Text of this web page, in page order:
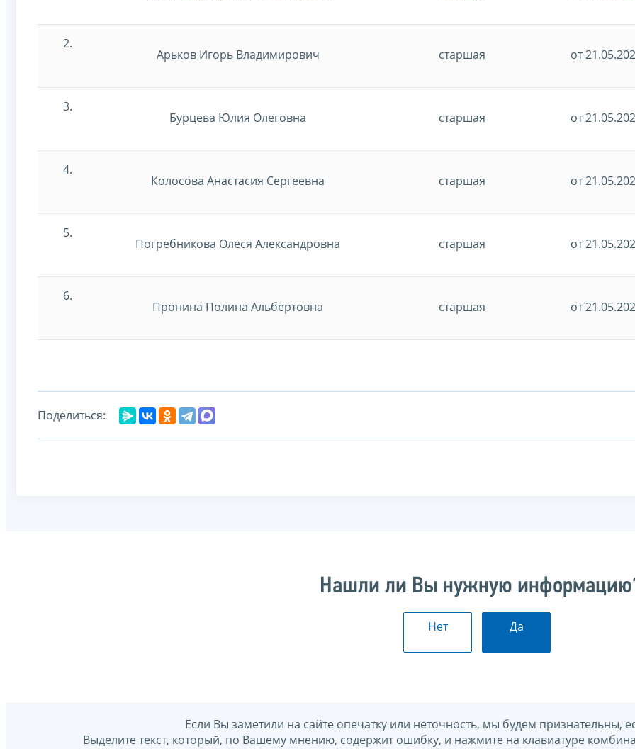
2.
Арьков Игорь Владимирович старшая от
3.
Бурцева Юлия Олеговна старшая от
4.
Колосова Анастасия Сергеевна старшая от
5.
Погребникова Олеся Александровна старшая от
6.
Пронина Полина Альбертовна старшая от
Поделиться:
Нашли ли Вы нужную
Нет Да
Если Вы заметили на сайте опечатку или неточность, мы будем признательны,
Выделите текст, который, по Вашему мнению, содержит ошибку, и нажмите на клавиатуре